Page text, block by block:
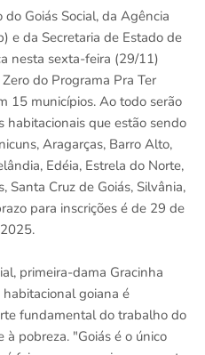
Goiás Social, da Agência
e da Secretaria de Estado de
nesta sexta-feira (29/11)
do Programa Pra Ter
15 municípios. Ao todo serão
que estão sendo
Aragarças, Barro Alto,
Edéia, Estrela do Norte,
Santa Cruz de Goiás, Silvânia,
para inscrições é de 29 de
primeira-dama Gracinha
goiana é
fundamental do trabalho do
à pobreza. "Goiás é o único